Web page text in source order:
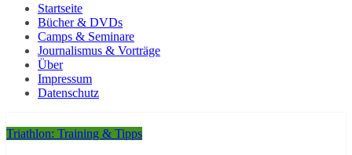
Startseite
Bücher & DVDs
Camps & Seminare
Journalismus & Vorträge
Über
Impressum
Datenschutz
Triathlon: Training & Tipps